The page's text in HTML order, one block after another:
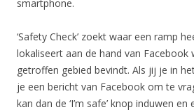
smartphone.
‘Safety Check’ zoekt waar een ramp
lokaliseert aan de hand van Facebook
getroffen gebied bevindt. Als jij je in
je een bericht van Facebook om te
kan dan de ‘I’m safe’ knop induwen